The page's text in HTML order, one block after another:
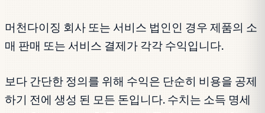
머천다이징 회사 또는 서비스 법인인 경우 제품의 소
매 판매 또는 서비스 결제가 각각 수익입니다.
보다 간단한 정의를 위해 수익은 단순히 비용을 공제
하기 전에 생성 된 모든 돈입니다. 수치는 소득 명세